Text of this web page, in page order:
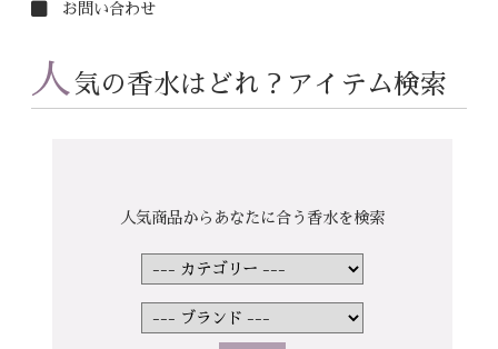
お問い合わせ
人 気の香水はどれ？アイテム検索
人気商品からあなたに合う香水を検索